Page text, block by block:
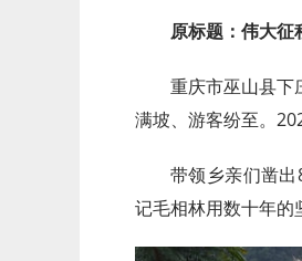
原标题：伟大征
重庆市巫山县下
满坡、游客纷至。
带领乡亲们凿
记毛相林用数十年的